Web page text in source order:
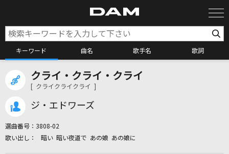
キーワード 曲名 歌手名 歌詞
カラオケ検索
クライ・クライ・クライ
[ クライクライクライ ]
ジ・エドワーズ
選曲番号： 3808-02
暗い 暗い夜道で あの娘 あの娘に